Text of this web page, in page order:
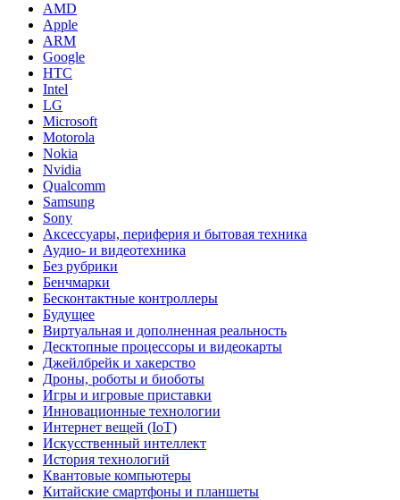
AMD
Apple
ARM
Google
HTC
Intel
LG
Microsoft
Motorola
Nokia
Nvidia
Qualcomm
Samsung
Sony
Аксессуары, периферия и бытовая техника
Аудио- и видеотехника
Без рубрики
Бенчмарки
Бесконтактные контроллеры
Будущее
Виртуальная и дополненная реальность
Десктопные процессоры и видеокарты
Джейлбрейк и хакерство
Дроны, роботы и биоботы
Игры и игровые приставки
Инновационные технологии
Интернет вещей (IoT)
Искусственный интеллект
История технологий
Квантовые компьютеры
Китайские смартфоны и планшеты